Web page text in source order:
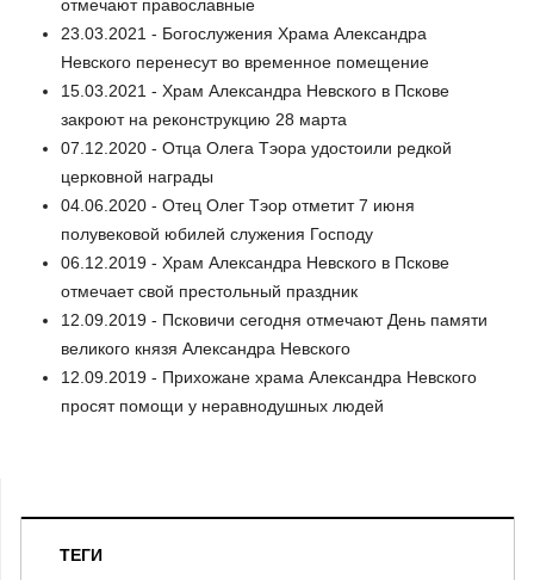
отмечают православные
23.03.2021 - Богослужения Храма Александра
Невского перенесут во временное помещение
15.03.2021 - Храм Александра Невского в Пскове
закроют на реконструкцию 28 марта
07.12.2020 - Отца Олега Тэора удостоили редкой
церковной награды
04.06.2020 - Отец Олег Тэор отметит 7 июня
полувековой юбилей служения Господу
06.12.2019 - Храм Александра Невского в Пскове
отмечает свой престольный праздник
12.09.2019 - Псковичи сегодня отмечают День памяти
великого князя Александра Невского
12.09.2019 - Прихожане храма Александра Невского
просят помощи у неравнодушных людей
ТЕГИ